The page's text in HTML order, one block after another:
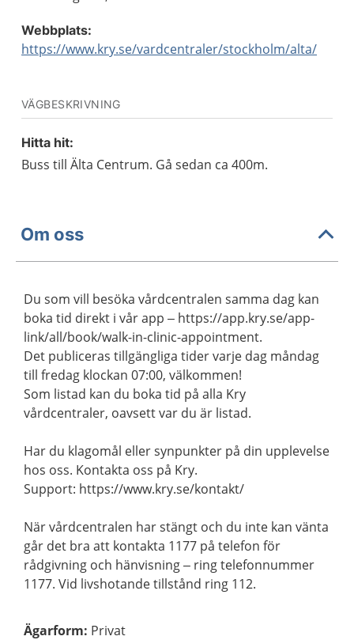
Webbplats:
https://www.kry.se/vardcentraler/stockholm/alta/
VÄGBESKRIVNING
Hitta hit:
Buss till Älta Centrum. Gå sedan ca 400m.
Om oss
Du som vill besöka vårdcentralen samma dag kan
boka tid direkt i vår app – https://app.kry.se/app-
link/all/book/walk-in-clinic-appointment.
Det publiceras tillgängliga tider varje dag måndag
till fredag klockan 07:00, välkommen!
Som listad kan du boka tid på alla Kry
vårdcentraler, oavsett var du är listad.
Har du klagomål eller synpunkter på din upplevelse
hos oss. Kontakta oss på Kry.
Support: https://www.kry.se/kontakt/
När vårdcentralen har stängt och du inte kan vänta
går det bra att kontakta 1177 på telefon för
rådgivning och hänvisning – ring telefonnummer
1177. Vid livshotande tillstånd ring 112.
Ägarform: Privat